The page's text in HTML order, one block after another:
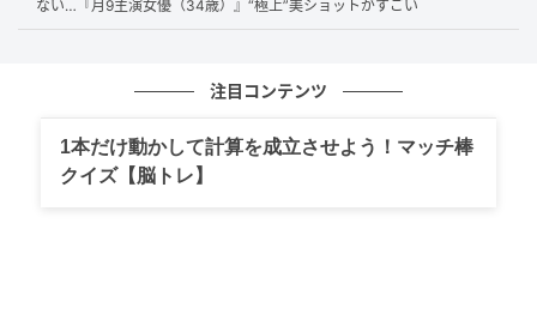
ュードエム）』のもの。揺れるピアスやさりげなく光
ジュエリー使いも抜かりがありません。
深い色合いのリップで彩られた口元には、柔らかな微
笑みが。洗練された大人の魅力にうっとりしてしまい
ない…『月9主演女優（34歳）』“極上”美ショットがすごい
注目コンテンツ
1本だけ動かして計算を成立させよう！マッチ棒
クイズ【脳トレ】